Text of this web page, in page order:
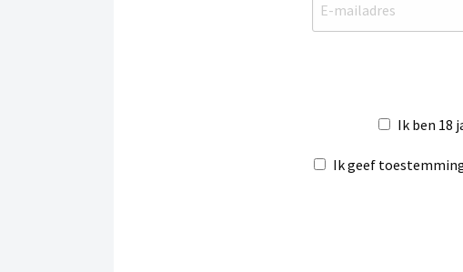
Ik ben 18
Ik geef